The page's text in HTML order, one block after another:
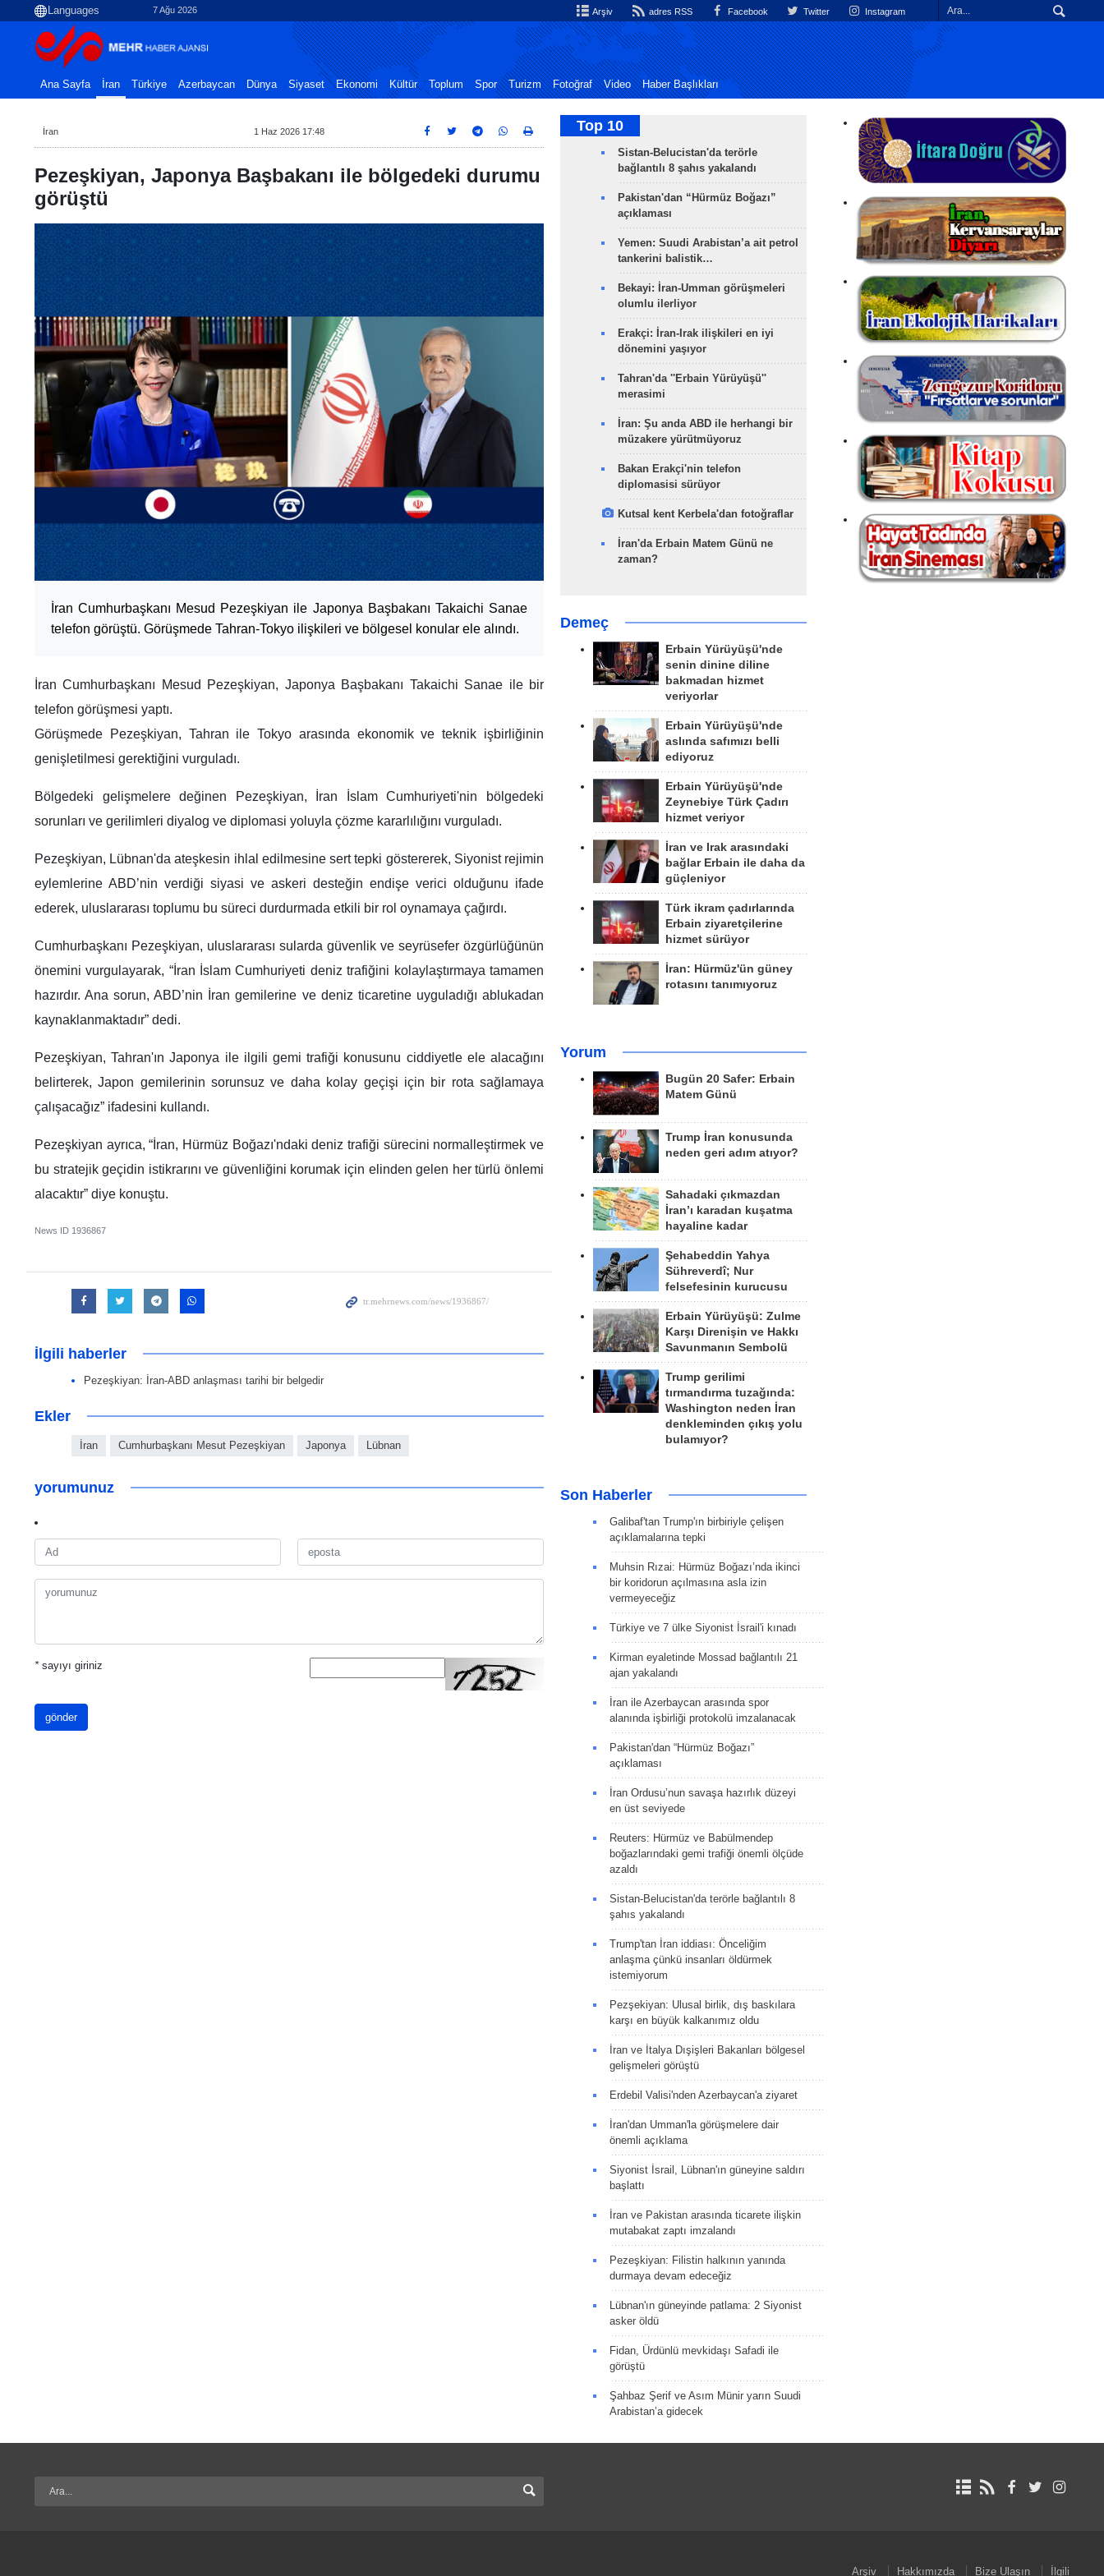
7 Ağu 2026 Arşiv adres RSS Facebook Twitter Instagram
Ana Sayfa İran Türkiye Azerbaycan Dünya Siyaset Ekonomi Kültür Toplum Spor Turizm Fotoğraf Video Haber Başlıkları
İran 1 Haz 2026 17:48
Pezeşkiyan, Japonya Başbakanı ile bölgedeki durumu
görüştü
İran Cumhurbaşkanı Mesud Pezeşkiyan ile Japonya Başbakanı Takaichi Sanae
telefon görüştü. Görüşmede Tahran-Tokyo ilişkileri ve bölgesel konular ele alındı.
İran Cumhurbaşkanı Mesud Pezeşkiyan, Japonya Başbakanı Takaichi Sanae ile bir
telefon görüşmesi yaptı.
Görüşmede Pezeşkiyan, Tahran ile Tokyo arasında ekonomik ve teknik işbirliğinin
genişletilmesi gerektiğini vurguladı.
Bölgedeki gelişmelere değinen Pezeşkiyan, İran İslam Cumhuriyeti'nin bölgedeki
sorunları ve gerilimleri diyalog ve diplomasi yoluyla çözme kararlılığını vurguladı.
Pezeşkiyan, Lübnan'da ateşkesin ihlal edilmesine sert tepki göstererek, Siyonist rejimin
eylemlerine ABD’nin verdiği siyasi ve askeri desteğin endişe verici olduğunu ifade
ederek, uluslararası toplumu bu süreci durdurmada etkili bir rol oynamaya çağırdı.
Cumhurbaşkanı Pezeşkiyan, uluslararası sularda güvenlik ve seyrüsefer özgürlüğünün
önemini vurgulayarak, “İran İslam Cumhuriyeti deniz trafiğini kolaylaştırmaya tamamen
hazırdır. Ana sorun, ABD’nin İran gemilerine ve deniz ticaretine uyguladığı ablukadan
kaynaklanmaktadır” dedi.
Pezeşkiyan, Tahran'ın Japonya ile ilgili gemi trafiği konusunu ciddiyetle ele alacağını
belirterek, Japon gemilerinin sorunsuz ve daha kolay geçişi için bir rota sağlamaya
çalışacağız” ifadesini kullandı.
Pezeşkiyan ayrıca, “İran, Hürmüz Boğazı'ndaki deniz trafiği sürecini normalleştirmek ve
bu stratejik geçidin istikrarını ve güvenliğini korumak için elinden gelen her türlü önlemi
alacaktır” diye konuştu.
News ID 1936867
İlgili haberler
Pezeşkiyan: İran-ABD anlaşması tarihi bir belgedir
Ekler
İran Cumhurbaşkanı Mesut Pezeşkiyan Japonya Lübnan
yorumunuz
*sayıyı giriniz
gönder
Top 10
Sistan-Belucistan'da terörle
bağlantılı 8 şahıs yakalandı
Pakistan'dan “Hürmüz Boğazı”
açıklaması
Yemen: Suudi Arabistan’a ait petrol
tankerini balistik…
Bekayi: İran-Umman görüşmeleri
olumlu ilerliyor
Erakçi: İran-Irak ilişkileri en iyi
dönemini yaşıyor
Tahran'da ''Erbain Yürüyüşü''
merasimi
İran: Şu anda ABD ile herhangi bir
müzakere yürütmüyoruz
Bakan Erakçi'nin telefon
diplomasisi sürüyor
Kutsal kent Kerbela'dan fotoğraflar
İran'da Erbain Matem Günü ne
zaman?
Demeç
Erbain Yürüyüşü'nde
senin dinine diline
bakmadan hizmet
veriyorlar
Erbain Yürüyüşü'nde
aslında safımızı belli
ediyoruz
Erbain Yürüyüşü'nde
Zeynebiye Türk Çadırı
hizmet veriyor
İran ve Irak arasındaki
bağlar Erbain ile daha da
güçleniyor
Türk ikram çadırlarında
Erbain ziyaretçilerine
hizmet sürüyor
İran: Hürmüz'ün güney
rotasını tanımıyoruz
Yorum
Bugün 20 Safer: Erbain
Matem Günü
Trump İran konusunda
neden geri adım atıyor?
Sahadaki çıkmazdan
İran’ı karadan kuşatma
hayaline kadar
Şehabeddin Yahya
Sühreverdî; Nur
felsefesinin kurucusu
Erbain Yürüyüşü: Zulme
Karşı Direnişin ve Hakkı
Savunmanın Sembolü
Trump gerilimi
tırmandırma tuzağında:
Washington neden İran
denkleminden çıkış yolu
bulamıyor?
Son Haberler
Galibaf'tan Trump'ın birbiriyle çelişen
açıklamalarına tepki
Muhsin Rızai: Hürmüz Boğazı’nda ikinci
bir koridorun açılmasına asla izin
vermeyeceğiz
Türkiye ve 7 ülke Siyonist İsrail'i kınadı
Kirman eyaletinde Mossad bağlantılı 21
ajan yakalandı
İran ile Azerbaycan arasında spor
alanında işbirliği protokolü imzalanacak
Pakistan'dan “Hürmüz Boğazı”
açıklaması
İran Ordusu’nun savaşa hazırlık düzeyi
en üst seviyede
Reuters: Hürmüz ve Babülmendep
boğazlarındaki gemi trafiği önemli ölçüde
azaldı
Sistan-Belucistan'da terörle bağlantılı 8
şahıs yakalandı
Trump'tan İran iddiası: Önceliğim
anlaşma çünkü insanları öldürmek
istemiyorum
Pezşekiyan: Ulusal birlik, dış baskılara
karşı en büyük kalkanımız oldu
İran ve İtalya Dışişleri Bakanları bölgesel
gelişmeleri görüştü
Erdebil Valisi'nden Azerbaycan'a ziyaret
İran'dan Umman'la görüşmelere dair
önemli açıklama
Siyonist İsrail, Lübnan'ın güneyine saldırı
başlattı
İran ve Pakistan arasında ticarete ilişkin
mutabakat zaptı imzalandı
Pezeşkiyan: Filistin halkının yanında
durmaya devam edeceğiz
Lübnan'ın güneyinde patlama: 2 Siyonist
asker öldü
Fidan, Ürdünlü mevkidaşı Safadi ile
görüştü
Şahbaz Şerif ve Asım Münir yarın Suudi
Arabistan’a gidecek
Arşiv Hakkımızda Bize Ulaşın İlgili